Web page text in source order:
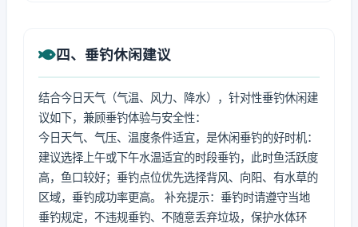
四、垂钓休闲建议
结合今日天气（气温、风力、降水），针对性垂钓休闲建
议如下，兼顾垂钓体验与安全性：
今日天气、气压、温度条件适宜，是休闲垂钓的好时机：
建议选择上午或下午水温适宜的时段垂钓，此时鱼活跃度
高，鱼口较好；垂钓点位优先选择背风、向阳、有水草的
区域，垂钓成功率更高。 补充提示：垂钓时请遵守当地
垂钓规定，不违规垂钓、不随意丢弃垃圾，保护水体环